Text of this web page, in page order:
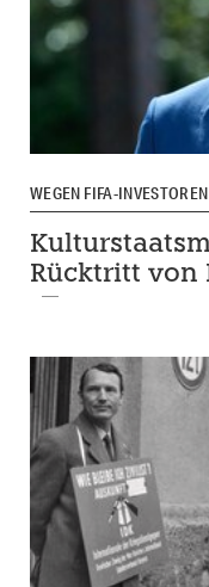
WEGEN FIFA-
Rücktritt von